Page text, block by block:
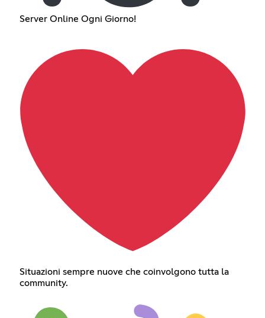
Server Online Ogni Giorno!
Situazioni sempre nuove che coinvolgono tutta la
community.